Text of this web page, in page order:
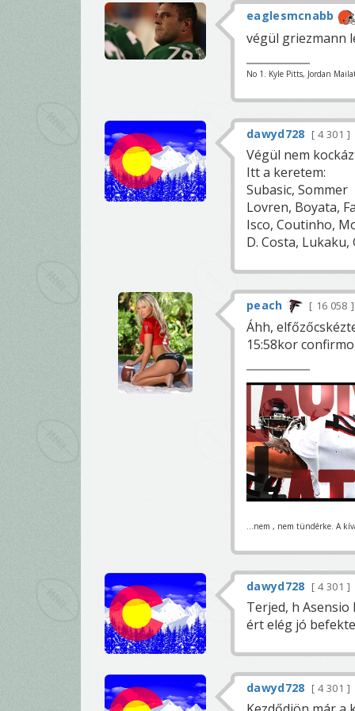
eaglesmcnabb
végül griezmann
No 1. Kyle Pitts, Jordan
dawyd728 4 301
Végül nem
Itt a keretem:
Subasic, Sommer
Lovren, Boyata,
Isco, Coutinho,
D. Costa, Lukaku,
peach 16 058
Áhh,
15:58kor
...nem , nem tündérke. A
dawyd728 4 301
Terjed, h Asensio
ért elég jó
dawyd728 4 301